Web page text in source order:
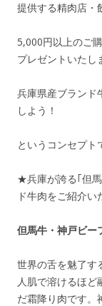
提供する精肉店・
5,000円以上のご
プレゼントいたし
兵庫県産ブランド
しよう！
というコンセプト
★兵庫が誇る｢但
ド牛肉をご紹介
但馬牛・神戸ビー
世界の舌を魅了す
人肌で溶けるほど
だ霜降り肉です。